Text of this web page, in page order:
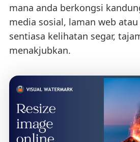
mana anda berkongsi
media sosial, laman web
sentiasa kelihatan segar,
menakjubkan.